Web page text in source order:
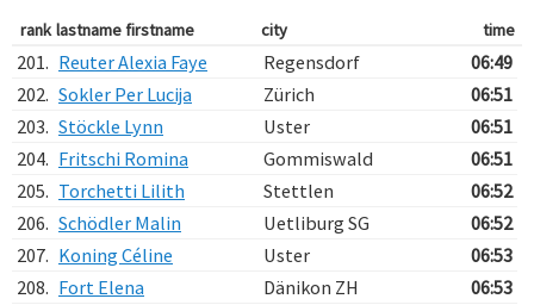
rank lastname firstname city time
201. Reuter Alexia Faye Regensdorf
06:49
202. Sokler Per Lucija Zürich
06:51
203. Stöckle Lynn Uster
06:51
204. Fritschi Romina Gommiswald
06:51
205. Torchetti Lilith Stettlen
06:52
206. Schödler Malin Uetliburg SG
06:52
207. Koning Céline Uster
06:53
208. Fort Elena Dänikon ZH
06:53